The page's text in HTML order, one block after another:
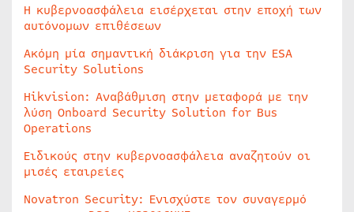
Η κυβερνοασφάλεια εισέρχεται στην εποχή των
αυτόνομων επιθέσεων
Ακόμη μία σημαντική διάκριση για την ESA
Security Solutions
Hikvision: Αναβάθμιση στην μεταφορά με την
λύση Onboard Security Solution for Bus
Operations
Ειδικούς στην κυβερνοασφάλεια αναζητούν οι
μισές εταιρείες
Novatron Security: Ενισχύστε τον συναγερμό